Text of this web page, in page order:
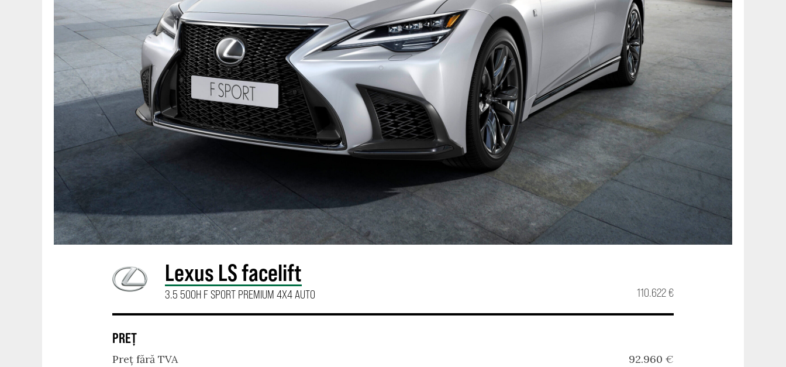
Lexus LS facelift
3.5 500H F SPORT PREMIUM 4X4 AUTO 110.622 €
PREȚ
Preț fără TVA 92.960 €